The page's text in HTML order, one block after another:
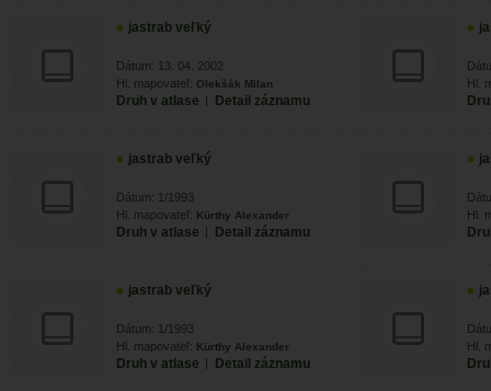
jastrab veľký
Dátum: 13. 04. 2002
Hl. mapovateľ: Olekšák Milan
Druh v atlase | Detail záznamu
Hl.
jastrab veľký
Dátum: 1/1993
Hl. mapovateľ: Kürthy Alexander
Druh v atlase | Detail záznamu
Hl.
jastrab veľký
Dátum: 1/1993
Hl. mapovateľ: Kürthy Alexander
Druh v atlase | Detail záznamu
Hl.